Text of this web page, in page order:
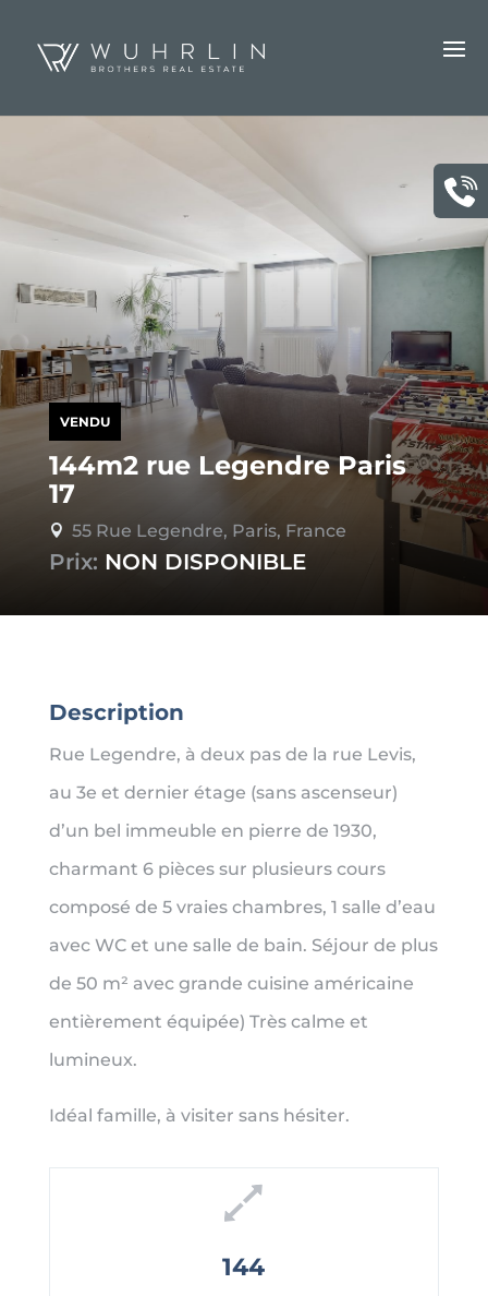
VENDU
144m2 rue Legendre Paris
17
 55 Rue Legendre, Paris, France
Prix: NON DISPONIBLE
Description
Rue Legendre, à deux pas de la rue Levis,
au 3e et dernier étage (sans ascenseur)
d’un bel immeuble en pierre de 1930,
charmant 6 pièces sur plusieurs cours
composé de 5 vraies chambres, 1 salle d’eau
avec WC et une salle de bain. Séjour de plus
de 50 m² avec grande cuisine américaine
entièrement équipée) Très calme et
lumineux.
Idéal famille, à visiter sans hésiter.
144